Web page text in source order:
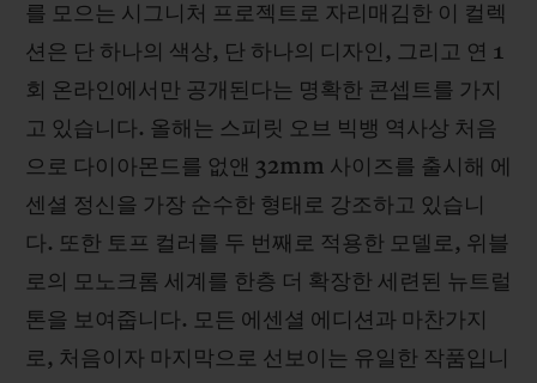
를 모으는 시그니처 프로젝트로 자리매김한 이 컬렉
션은 단 하나의 색상, 단 하나의 디자인, 그리고 연 1
회 온라인에서만 공개된다는 명확한 콘셉트를 가지
고 있습니다. 올해는 스피릿 오브 빅뱅 역사상 처음
으로 다이아몬드를 없앤 32mm 사이즈를 출시해 에
센셜 정신을 가장 순수한 형태로 강조하고 있습니
다. 또한 토프 컬러를 두 번째로 적용한 모델로, 위블
로의 모노크롬 세계를 한층 더 확장한 세련된 뉴트럴
톤을 보여줍니다. 모든 에센셜 에디션과 마찬가지
로, 처음이자 마지막으로 선보이는 유일한 작품입니
무료 배송 & 반품
안전한 결제
연락처